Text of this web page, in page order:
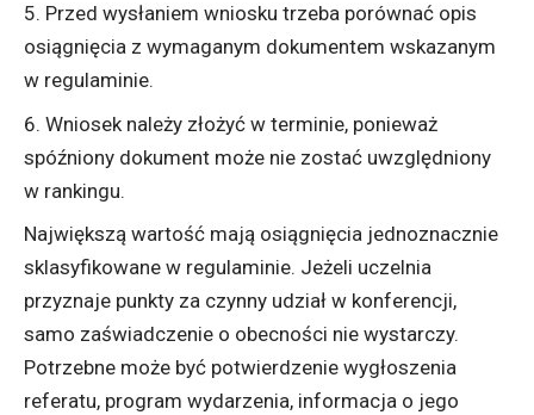
Przed wysłaniem wniosku trzeba porównać opis
osiągnięcia z wymaganym dokumentem wskazanym
w regulaminie.
Wniosek należy złożyć w terminie, ponieważ
spóźniony dokument może nie zostać uwzględniony
w rankingu.
Największą wartość mają osiągnięcia jednoznacznie
sklasyfikowane w regulaminie. Jeżeli uczelnia
przyznaje punkty za czynny udział w konferencji,
samo zaświadczenie o obecności nie wystarczy.
Potrzebne może być potwierdzenie wygłoszenia
referatu, program wydarzenia, informacja o jego